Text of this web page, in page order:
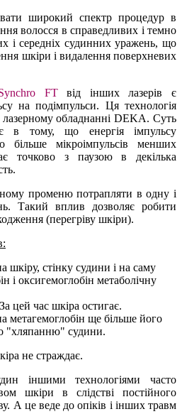
широкий спектр процедур в
волосся в справедливих і темно
і середніх судинних уражень, що
шкіри і видалення поверхневих
FTвід інших лазерів є
на подімпульси. Ця технологія
лазерному обладнанні DEKA. Суть
в тому, що енергія імпульсу
більше мікроімпульсів менших
точково з паузою в декілька
променю потрапляти в одну і
Такий вплив дозволяє робити
(перегріву шкіри).
стінку судини і на саму
і оксигемоглобін метаболічну
цей час шкіра остигає.
метагемоглобін ще більше його
"хляпанню" судини.
не страждає.
іншими технологіями часто
шкіри в слідстві постійного
А це веде до опіків і інших травм